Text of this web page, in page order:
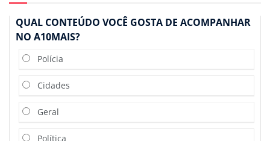
QUAL CONTEÚDO VOCÊ GOSTA DE ACOMPANHAR
NO A10MAIS?
Polícia
Cidades
Geral
Política